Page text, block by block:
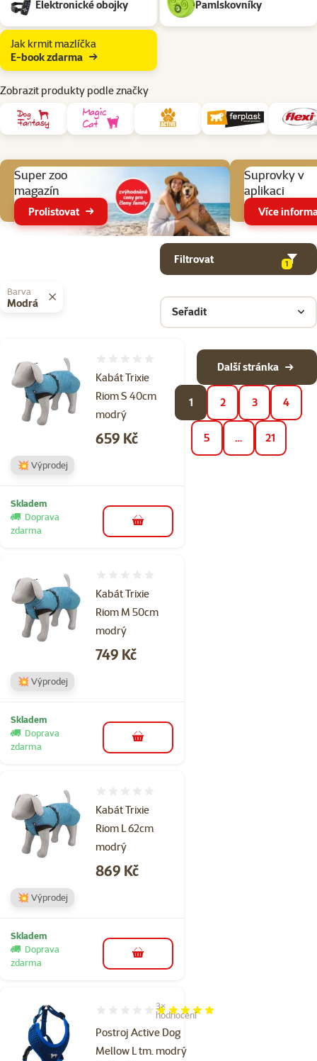
Elektronické obojky Pamlskovníky
Jak krmit mazlíčka
E-book zdarma
Zobrazit produkty podle značky
Super zoo
magazín
Prolistovat
Suprovky v
aplikaci
Více
Filtrovat
1
Barva
Modrá
Seřadit
Produkty v kategorii Pomůcky pro venčení psa
Kabát Trixie
Riom S 40cm
modrý
Cena
659 Kč
💥 Výprodej
Skladem
Doprava
zdarma
do košíku
Kabát Trixie
Riom M 50cm
modrý
Cena
749 Kč
💥 Výprodej
Skladem
Doprava
zdarma
do košíku
Kabát Trixie
Riom L 62cm
modrý
Cena
869 Kč
💥 Výprodej
Skladem
Doprava
zdarma
do košíku
Postroj Active Dog
Mellow L tm. modrý
Hodnocení 100%, počet hodnocení: 3
3×
hodnocení
1 2 3 4
5 … 21
Další stránka